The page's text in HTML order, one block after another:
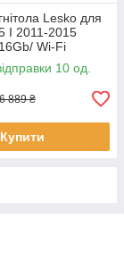
Lesko для
I 2011-2015
Wi-Fi
Android Мазда
10 од.
6 889 ₴
Купити